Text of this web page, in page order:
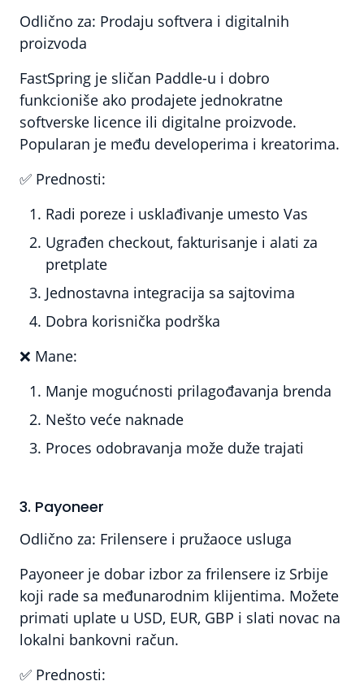
Odlično za: Prodaju softvera i digitalnih
proizvoda
FastSpring je sličan Paddle-u i dobro
funkcioniše ako prodajete jednokratne
softverske licence ili digitalne proizvode.
Popularan je među developerima i kreatorima.
✅ Prednosti:
Radi poreze i usklađivanje umesto Vas
Ugrađen checkout, fakturisanje i alati za
pretplate
Jednostavna integracija sa sajtovima
Dobra korisnička podrška
❌ Mane:
Manje mogućnosti prilagođavanja brenda
Nešto veće naknade
Proces odobravanja može duže trajati
3. Payoneer
Odlično za: Frilensere i pružaoce usluga
Payoneer je dobar izbor za frilensere iz Srbije
koji rade sa međunarodnim klijentima. Možete
primati uplate u USD, EUR, GBP i slati novac na
lokalni bankovni račun.
✅ Prednosti: